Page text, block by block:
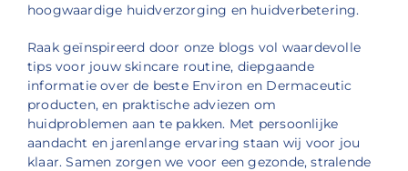
hoogwaardige huidverzorging en huidverbetering.
Raak geïnspireerd door onze blogs vol waardevolle
tips voor jouw skincare routine, diepgaande
informatie over de beste Environ en Dermaceutic
producten, en praktische adviezen om
huidproblemen aan te pakken. Met persoonlijke
aandacht en jarenlange ervaring staan wij voor jou
klaar. Samen zorgen we voor een gezonde, stralende